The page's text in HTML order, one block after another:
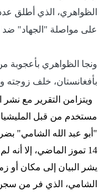
الظواهري، الذي أطلق
على مواصلة "الجهاد" ضد
ونجا الظواهري بأعجوبة
بأفغانستان، خلف زوجته
ويتزامن التقرير مع
مستخدم من قبل
"أبو عبد الله الشامي"
يشر البيان إلى مكان أو
الشامي، الذي فر من